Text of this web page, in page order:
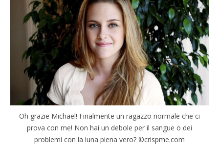
Oh grazie Michael! Finalmente un ragazzo normale che ci
prova con me! Non hai un debole per il sangue o dei
problemi con la luna piena vero? ©crispme.com